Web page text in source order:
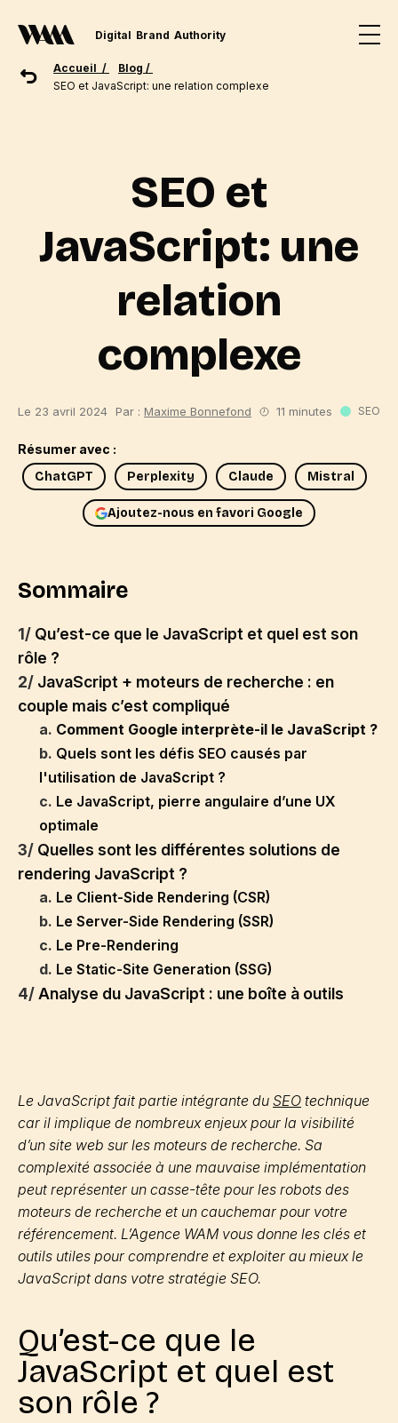
Digital Brand Authority
Accueil /
Blog /
SEO et JavaScript: une relation complexe
SEO et
JavaScript: une
relation
complexe
Le 23 avril 2024 Par : Maxime Bonnefond 11 minutes SEO
Résumer avec :
ChatGPT
Perplexity Claude Mistral
Ajoutez-nous en favori Google
Sommaire
1/ Qu’est-ce que le JavaScript et quel est son
rôle ?
2/ JavaScript + moteurs de recherche : en
couple mais c’est compliqué
a. Comment Google interprète-il le JavaScript ?
b. Quels sont les défis SEO causés par
l'utilisation de JavaScript ?
c. Le JavaScript, pierre angulaire d’une UX
optimale
3/ Quelles sont les différentes solutions de
rendering JavaScript ?
a. Le Client-Side Rendering (CSR)
b. Le Server-Side Rendering (SSR)
c. Le Pre-Rendering
d. Le Static-Site Generation (SSG)
4/Analyse du JavaScript : une boîte à outils
Le JavaScript fait partie intégrante du SEO technique
car il implique de nombreux enjeux pour la visibilité
d’un site web sur les moteurs de recherche. Sa
complexité associée à une mauvaise implémentation
peut représenter un casse-tête pour les robots des
moteurs de recherche et un cauchemar pour votre
référencement. L’Agence WAM vous donne les clés et
outils utiles pour comprendre et exploiter au mieux le
JavaScript dans votre stratégie SEO.
Qu’est-ce que le
JavaScript et quel est
son rôle ?